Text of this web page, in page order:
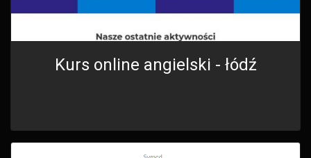
Kurs online angielski - łódź